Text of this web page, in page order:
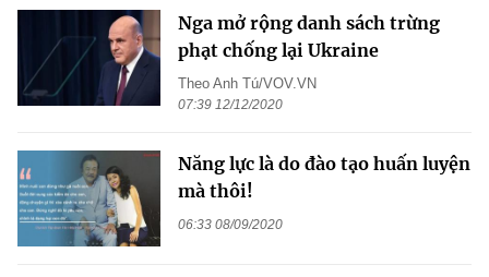
Nga mở rộng danh sách trừng
phạt chống lại Ukraine
Theo Anh Tú/VOV.VN
07:39 12/12/2020
Năng lực là do đào tạo huấn luyện
mà thôi!
06:33 08/09/2020